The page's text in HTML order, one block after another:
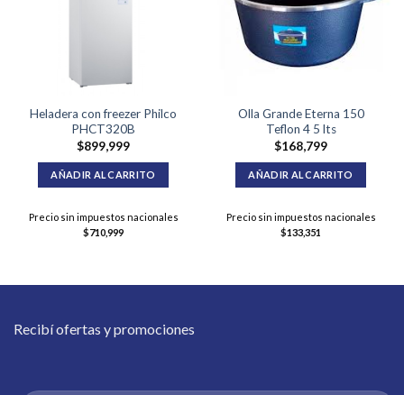
Heladera con freezer Philco
PHCT320B
$899,999
AÑADIR AL CARRITO
Precio sin impuestos nacionales
$710,999
Olla Grande Eterna 150
Teflon 4 5 lts
$168,799
AÑADIR AL CARRITO
Precio sin impuestos nacionales
$133,351
Recibí ofertas y promociones